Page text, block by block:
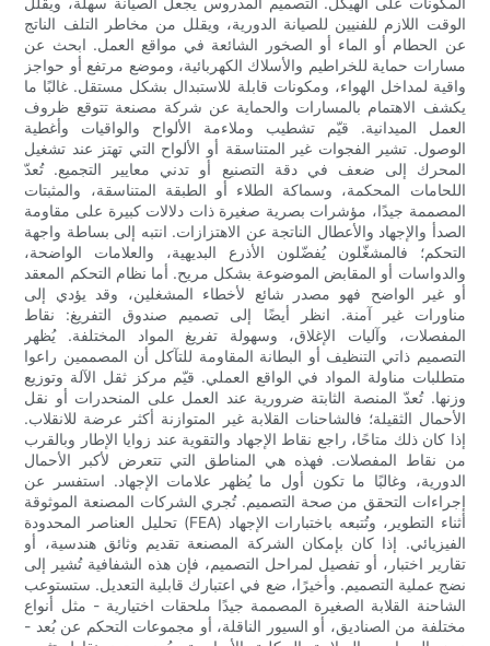
الوقت اللازم للفنيين للصيانة الدورية، ويقلل من مخاطر التلف الناتج
عن الحطام أو الماء أو الصخور الشائعة في مواقع العمل. ابحث عن
مسارات حماية للخراطيم والأسلاك الكهربائية، وموضع مرتفع أو حواجز
واقية لمداخل الهواء، ومكونات قابلة للاستبدال بشكل مستقل. غالبًا ما
يكشف الاهتمام بالمسارات والحماية عن شركة مصنعة تتوقع ظروف
العمل الميدانية. قيّم تشطيب وملاءمة الألواح والواقيات وأغطية
الوصول. تشير الفجوات غير المتناسقة أو الألواح التي تهتز عند تشغيل
المحرك إلى ضعف في دقة التصنيع أو تدني معايير التجميع. تُعدّ
اللحامات المحكمة، وسماكة الطلاء أو الطبقة المتناسقة، والمثبتات
المصممة جيدًا، مؤشرات بصرية صغيرة ذات دلالات كبيرة على مقاومة
الصدأ والإجهاد والأعطال الناتجة عن الاهتزازات. انتبه إلى بساطة واجهة
التحكم؛ فالمشغّلون يُفضّلون الأذرع البديهية، والعلامات الواضحة،
والدواسات أو المقابض الموضوعة بشكل مريح. أما نظام التحكم المعقد
أو غير الواضح فهو مصدر شائع لأخطاء المشغلين، وقد يؤدي إلى
مناورات غير آمنة. انظر أيضًا إلى تصميم صندوق التفريغ: نقاط
المفصلات، وآليات الإغلاق، وسهولة تفريغ المواد المختلفة. يُظهر
التصميم ذاتي التنظيف أو البطانة المقاومة للتآكل أن المصممين راعوا
متطلبات مناولة المواد في الواقع العملي. قيّم مركز ثقل الآلة وتوزيع
وزنها. تُعدّ المنصة الثابتة ضرورية عند العمل على المنحدرات أو نقل
الأحمال الثقيلة؛ فالشاحنات القلابة غير المتوازنة أكثر عرضة للانقلاب.
إذا كان ذلك متاحًا، راجع نقاط الإجهاد والتقوية عند زوايا الإطار وبالقرب
من نقاط المفصلات. فهذه هي المناطق التي تتعرض لأكبر الأحمال
الدورية، وغالبًا ما تكون أول ما يُظهر علامات الإجهاد. استفسر عن
إجراءات التحقق من صحة التصميم. تُجري الشركات المصنعة الموثوقة
تحليل العناصر المحدودة (FEA) أثناء التطوير، وتُتبعه باختبارات الإجهاد
الفيزيائي. إذا كان بإمكان الشركة المصنعة تقديم وثائق هندسية، أو
تقارير اختبار، أو تفصيل لمراحل التصميم، فإن هذه الشفافية تُشير إلى
نضج عملية التصميم. وأخيرًا، ضع في اعتبارك قابلية التعديل. ستستوعب
الشاحنة القلابة الصغيرة المصممة جيدًا ملحقات اختيارية - مثل أنواع
مختلفة من الصناديق، أو السيور الناقلة، أو مجموعات التحكم عن بُعد -